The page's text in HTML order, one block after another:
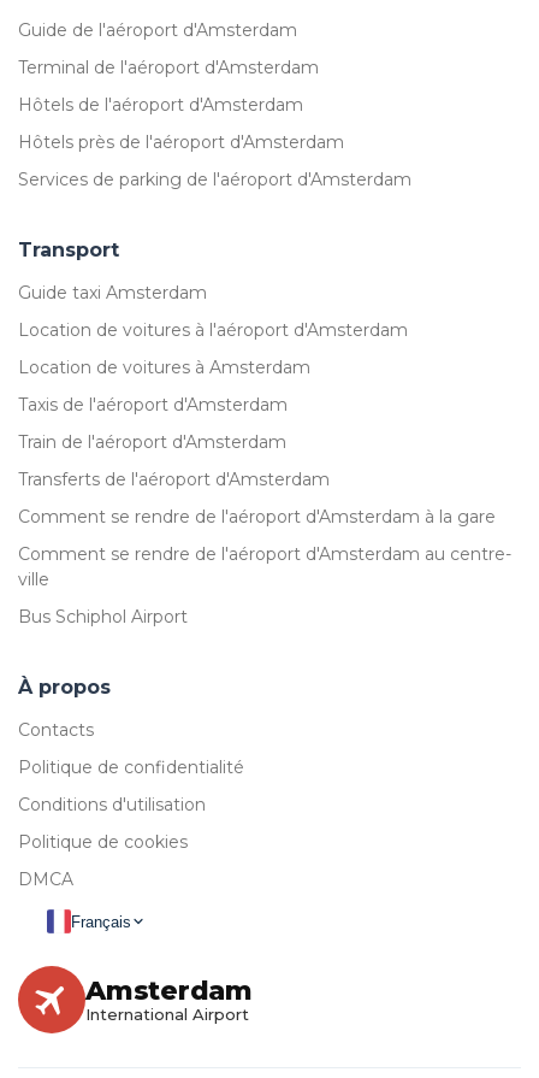
Guide de l'aéroport d'Amsterdam
Terminal de l'aéroport d'Amsterdam
Hôtels de l'aéroport d'Amsterdam
Hôtels près de l'aéroport d'Amsterdam
Services de parking de l'aéroport d'Amsterdam
Transport
Guide taxi Amsterdam
Location de voitures à l'aéroport d'Amsterdam
Location de voitures à Amsterdam
Taxis de l'aéroport d'Amsterdam
Train de l'aéroport d'Amsterdam
Transferts de l'aéroport d'Amsterdam
Comment se rendre de l'aéroport d'Amsterdam à la gare
Comment se rendre de l'aéroport d'Amsterdam au centre-
ville
Bus Schiphol Airport
À propos
Contacts
Politique de confidentialité
Conditions d'utilisation
Politique de cookies
DMCA
Français
Amsterdam
International Airport